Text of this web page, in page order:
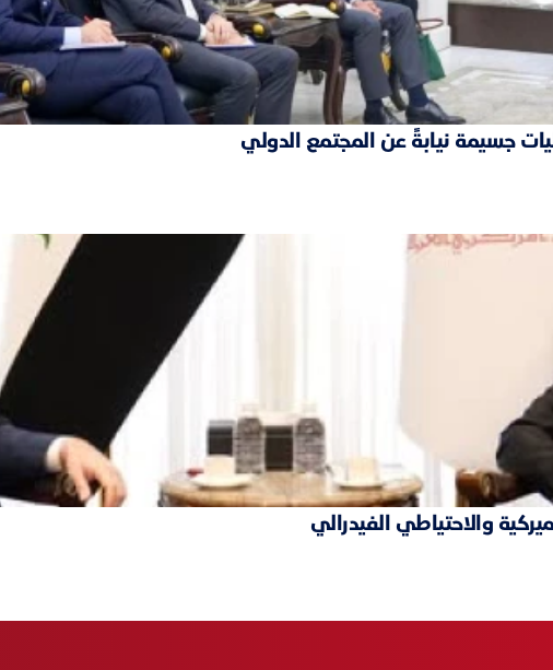
جسيمة نيابةً عن المجتمع الدولي
والاحتياطي الفيدرالي